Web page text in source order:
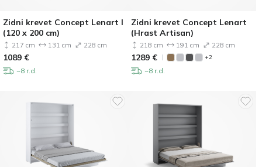
Zidni krevet Concept Lenart I
(120 x 200 cm)
217 cm 131 cm 228 cm
1089 €
~8 r.d.
Zidni krevet Concept Lenart
(Hrast Artisan)
218 cm 191 cm 228 cm
1289 € +2
~8 r.d.